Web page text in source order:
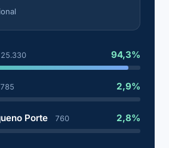
25.330 94,3%
785 2,9%
Porte 760 2,8%